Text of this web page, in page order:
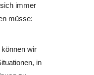
immer
müsse:
wir
in